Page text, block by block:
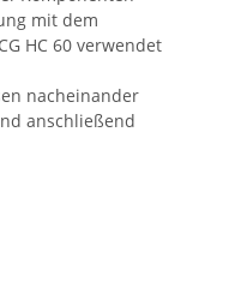
mit dem
HC 60 verwendet
nacheinander
anschließend